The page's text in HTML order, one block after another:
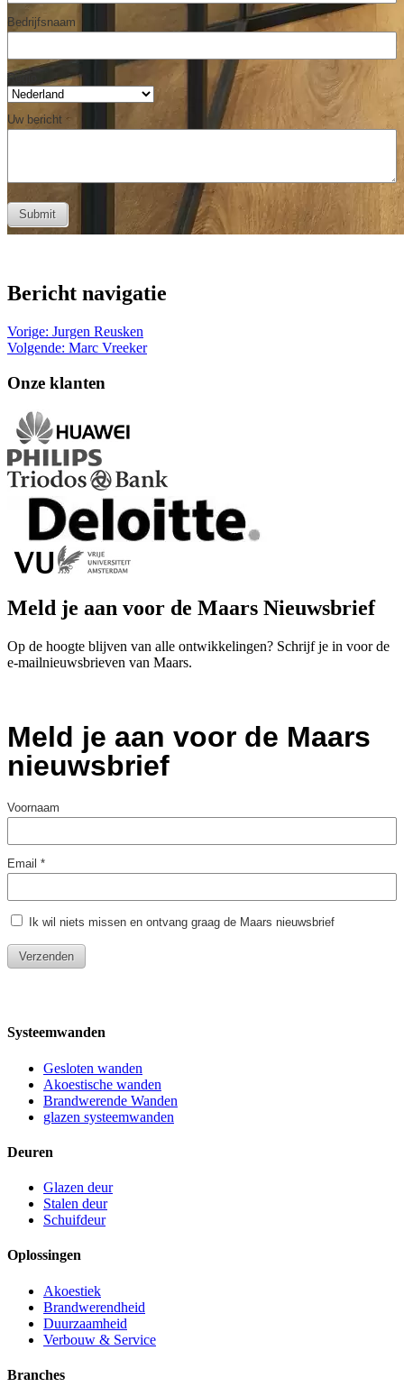
Bericht navigatie
Vorige: Jurgen Reusken
Volgende: Marc Vreeker
Onze klanten
Meld je aan voor de Maars Nieuwsbrief
Op de hoogte blijven van alle ontwikkelingen? Schrijf je in voor de
e-mailnieuwsbrieven van Maars.
Systeemwanden
Gesloten wanden
Akoestische wanden
Brandwerende Wanden
glazen systeemwanden
Deuren
Glazen deur
Stalen deur
Schuifdeur
Oplossingen
Akoestiek
Brandwerendheid
Duurzaamheid
Verbouw & Service
Branches